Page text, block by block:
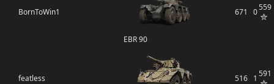
BornToWin1
EBR 90
671 0559
featless 516 1 591